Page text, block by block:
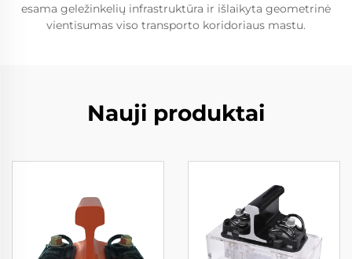
esama geležinkelių infrastruktūra ir išlaikyta geometrinė
vientisumas viso transporto koridoriaus mastu.
Nauji produktai